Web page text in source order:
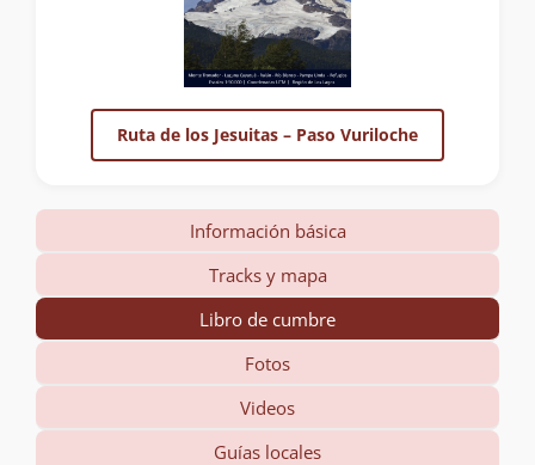
Ruta de los Jesuitas – Paso Vuriloche
Información básica
Tracks y mapa
Libro de cumbre
Fotos
Videos
Guías locales